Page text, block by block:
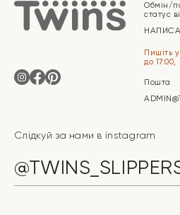
Обмін/
статус
Пишіть
до
Пошта
Слідкуй за нами в instagram